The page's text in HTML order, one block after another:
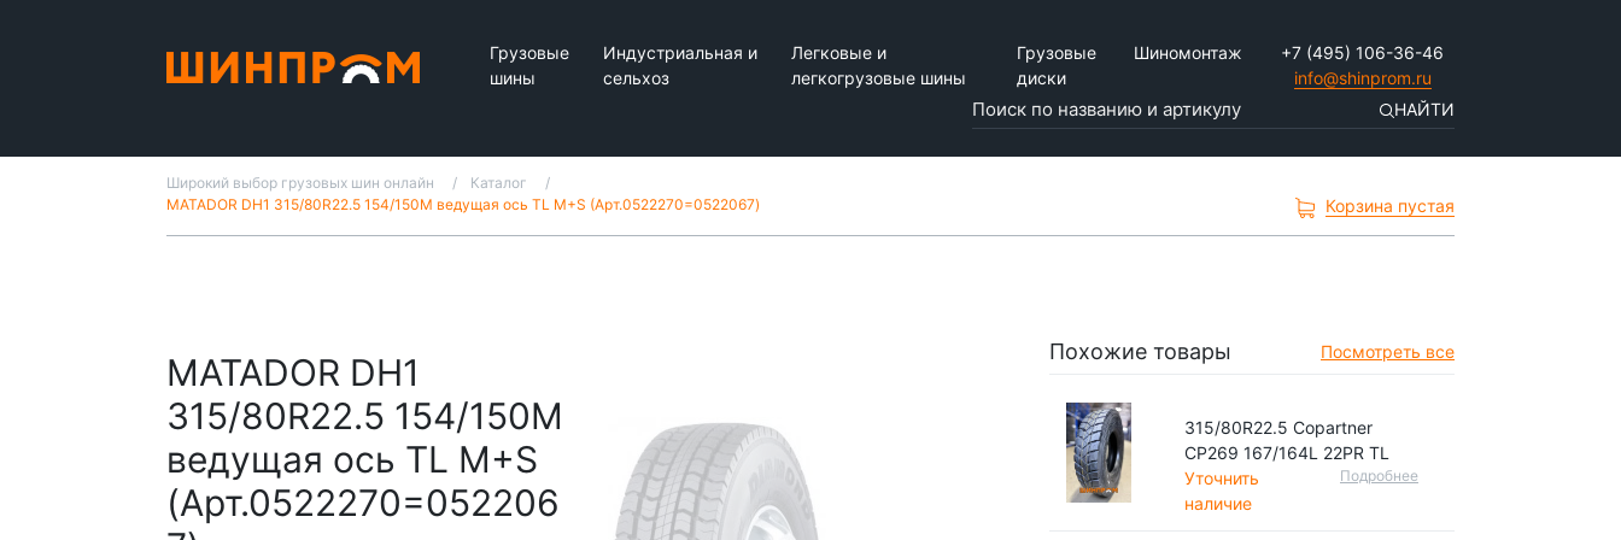
Грузовые
шины
Индустриальная и
сельхоз
Легковые и
легкогрузовые шины
Грузовые
диски
Шиномонтаж
+7 (495) 106-36-46
info@shinprom.ru
НАЙТИ
Широкий выбор грузовых шин онлайн
Каталог
MATADOR DH1 315/80R22.5 154/150M ведущая ось TL M+S (Арт.0522270=0522067)
Корзина пустая
MATADOR DH1
315/80R22.5 154/150M
ведущая ось TL M+S
(Арт.0522270=052206
Похожие товары Посмотреть все
315/80R22.5 Copartner
CP269 167/164L 22PR TL
Уточнить
наличие
Подробнее